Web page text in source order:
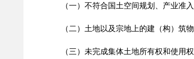
（一）不符合国土空间规划、产业准入
（二）土地以及宗地上的建（构）筑物
（三）未完成集体土地所有权和使用权